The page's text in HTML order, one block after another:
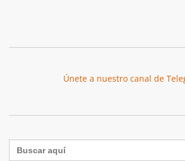
Únete a nuestro canal de
Buscar: